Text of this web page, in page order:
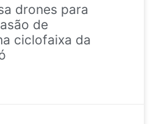
drones para
de
ciclofaixa da